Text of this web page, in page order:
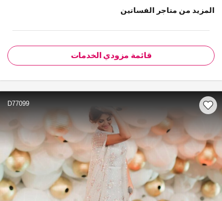
المزيد من متاجر الفساتين
قائمة مزودي الخدمات
D77099